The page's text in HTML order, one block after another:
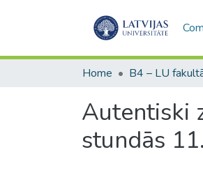
Home
Autentiski
stundās